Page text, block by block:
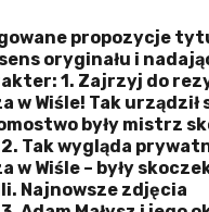
propozycje
oryginału i
1. Zajrzyj do
w Wiśle! Tak urządził
były mistrz
Tak wygląda
w Wiśle – były
Najnowsze zdjęcia